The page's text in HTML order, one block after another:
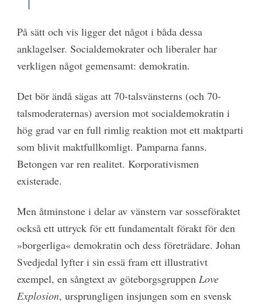
På sätt och vis ligger det något i båda dessa
anklagelser. Socialdemokrater och liberaler har
verkligen något gemensamt: demokratin.
Det bör ändå sägas att 70-talsvänsterns (och 70-
talsmoderaternas) aversion mot socialdemokratin i
hög grad var en full rimlig reaktion mot ett maktparti
som blivit maktfullkomligt. Pamparna fanns.
Betongen var ren realitet. Korporativismen
existerade.
Men åtminstone i delar av vänstern var sosseföraktet
också ett uttryck för ett fundamentalt förakt för den
»borgerliga« demokratin och dess företrädare. Johan
Svedjedal lyfter i sin essä fram ett illustrativt
exempel, en sångtext av göteborgsgruppen Love
Explosion, ursprungligen insjungen som en svensk